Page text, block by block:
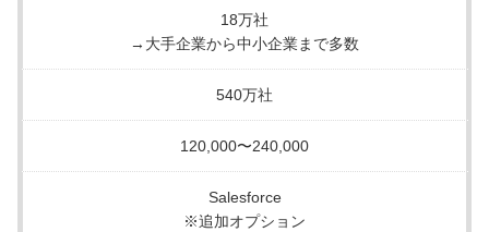
18万社
→大手企業から中小企業まで多数
540万社
120,000〜240,000
Salesforce
※追加オプション